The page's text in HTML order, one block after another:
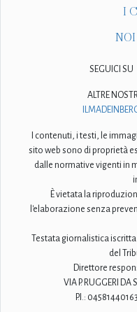
I
NOI
SEGUICI SU
ALTRE
I contenuti, i testi, le
sito web sono di proprietà
dalle normative vigenti in
È vietata la
l'elaborazione senza
Testata giornalistica
del
Direttore
VIA P. RUGGERI DA
P.I.: